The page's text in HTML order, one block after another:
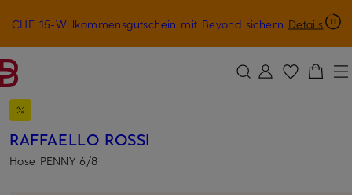
ZUM HAUPTINHALT ÜBERSPRINGEN ZUM SUCHFELD ÜBERSPRINGEN
CHF 15-Willkommensgutschein mit Beyond sichern Details
RAFFAELLO ROSSI
Hose PENNY 6/8